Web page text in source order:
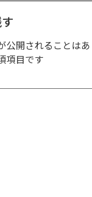
公開されることはあ
項目です